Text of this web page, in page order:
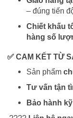
– đúng tiến
Chiết khấu
hàng số
✅ CAM KẾT TỪ
Sản phẩm
Tư vấn tận
Bảo hành